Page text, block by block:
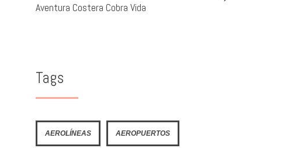
Aventura Costera Cobra Vida
Tags
AEROLÍNEAS AEROPUERTOS